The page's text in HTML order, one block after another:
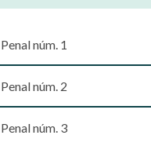
Penal núm. 1
Penal núm. 2
Penal núm. 3